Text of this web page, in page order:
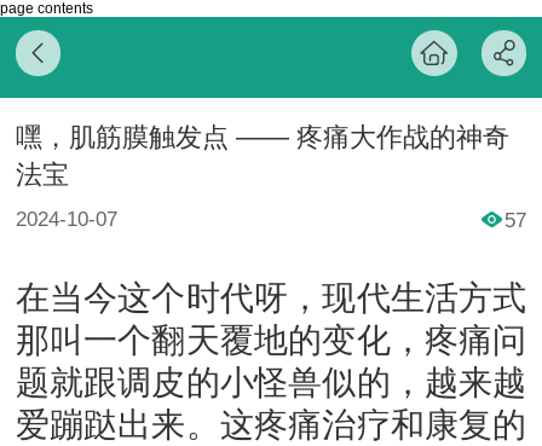
page contents
嘿，肌筋膜触发点 —— 疼痛大作战的神奇
法宝
2024-10-07 57
在当今这个时代呀，现代生活方式
那叫一个翻天覆地的变化，疼痛问
题就跟调皮的小怪兽似的，越来越
爱蹦跶出来。这疼痛治疗和康复的